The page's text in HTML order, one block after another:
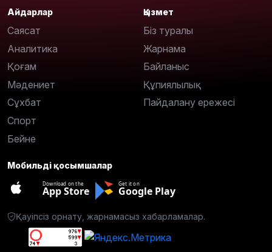
Айдарлар
Саясат
Аналитика
Қоғам
Мәдениет
Сұхбат
Спорт
Бейне
Қызмет
Біз туралы
Жарнама
Байланыс
Құпиялылық
Пайдалану ережесі
Мобильді қосымшалар
Download on the
App Store
Get it on
Google Play
Қауіпсіз орнату, жарнамасыз хабарламалар.